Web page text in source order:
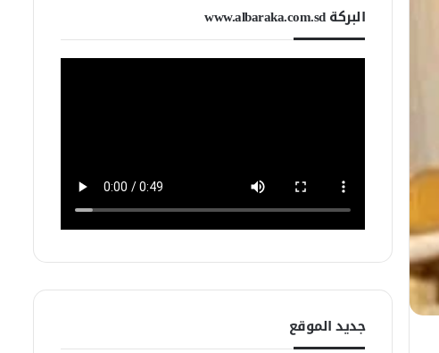
البركة www.albaraka.com.sd
جديد الموقع